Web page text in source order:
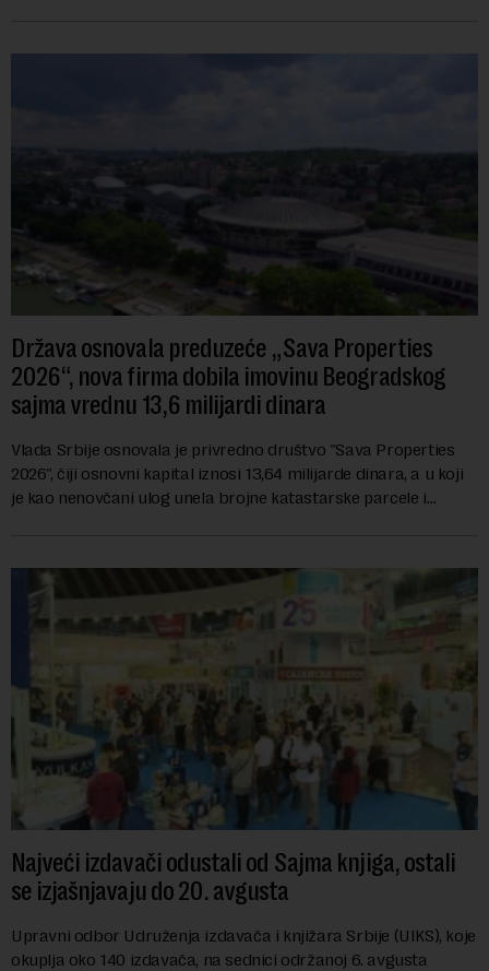
Država osnovala preduzeće „Sava Properties
2026“, nova firma dobila imovinu Beogradskog
sajma vrednu 13,6 milijardi dinara
Vlada Srbije osnovala je privredno društvo "Sava Properties
2026", čiji osnovni kapital iznosi 13,64 milijarde dinara, a u koji
je kao nenovčani ulog unela brojne katastarske parcele i
Najveći izdavači odustali od Sajma knjiga, ostali
se izjašnjavaju do 20. avgusta
Upravni odbor Udruženja izdavača i knjižara Srbije (UIKS), koje
okuplja oko 140 izdavača, na sednici održanoj 6. avgusta